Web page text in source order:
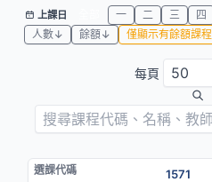
上課日 一 二 三 四
人數↓
餘額↓ 僅顯示有餘額課程
每頁
1571